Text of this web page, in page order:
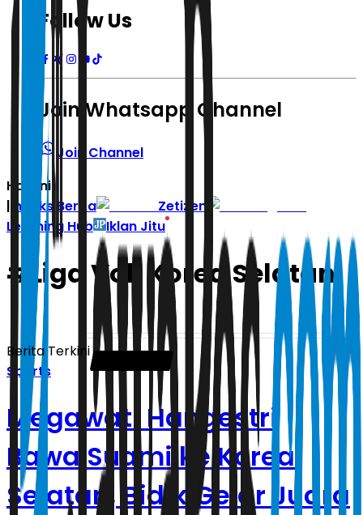
Follow Us
Join Whatsapp Channel
Join Channel
Hari ini
| Indeks Berita
Zetizen
Learning Hub
Iklan Jitu
# Liga Voli Korea Selatan
Berita Terkini
Sports
Megawati Hangestri
Bawa Suami ke Korea
Selatan, Bidik Gelar Juara